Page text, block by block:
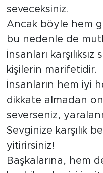
seveceksiniz.
Ancak böyle hem
bu nedenle de
İnsanları
kişilerin marifetidir.
İnsanların hem iyi
dikkate almadan
severseniz,
Sevginize karşılık
yitirirsiniz!
Başkalarına, hem